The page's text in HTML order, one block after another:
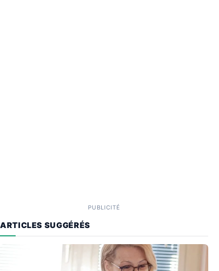
PUBLICITÉ
ARTICLES SUGGÉRÉS